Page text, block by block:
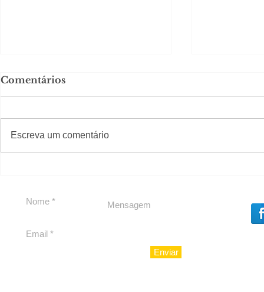
Comentários
Escreva um comentário
#Sugestões
Enviar